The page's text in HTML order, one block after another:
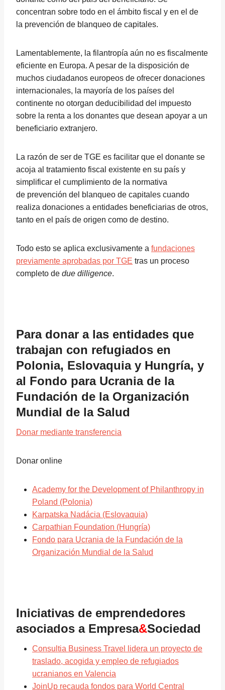
concentran sobre todo en el ámbito fiscal y en el de
la prevención de blanqueo de capitales.
Lamentablemente, la filantropía aún no es fiscalmente
eficiente en Europa. A pesar de la disposición de
muchos ciudadanos europeos de ofrecer donaciones
internacionales, la mayoría de los países del
continente no otorgan deducibilidad del impuesto
sobre la renta a los donantes que desean apoyar a un
beneficiario extranjero.
La razón de ser de TGE es facilitar que el donante se
acoja al tratamiento fiscal existente en su país y
simplificar el cumplimiento de la normativa
de prevención del blanqueo de capitales cuando
realiza donaciones a entidades beneficiarias de otros,
tanto en el país de origen como de destino.
Todo esto se aplica exclusivamente a fundaciones
previamente aprobadas por TGE tras un proceso
completo de due dilligence.
Para donar a las entidades que
trabajan con refugiados en
Polonia, Eslovaquia y Hungría, y
al Fondo para Ucrania de la
Fundación de la Organización
Mundial de la Salud
Donar mediante transferencia
Donar online
Academy for the Development of Philanthropy in
Poland (Polonia)
Karpatska Nadácia (Eslovaquia)
Carpathian Foundation (Hungría)
Fondo para Ucrania de la Fundación de la
Organización Mundial de la Salud
Iniciativas de emprendedores
asociados a Empresa&Sociedad
Consultia Business Travel lidera un proyecto de
traslado, acogida y empleo de refugiados
ucranianos en Valencia
JoinUp recauda fondos para World Central